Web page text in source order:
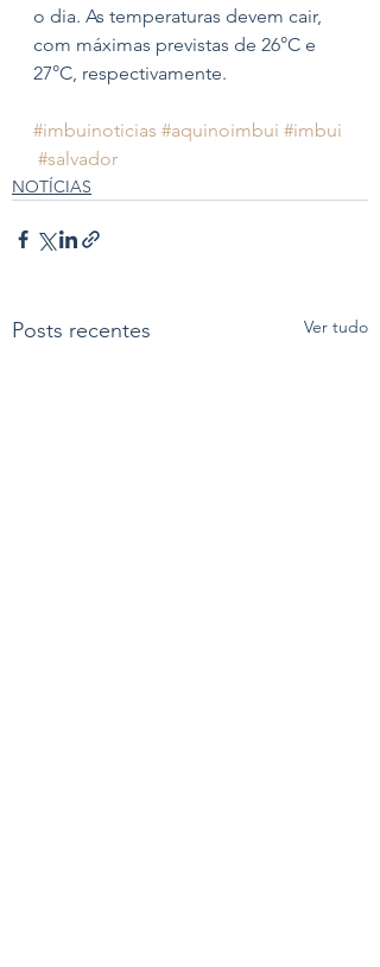
o dia. As temperaturas devem cair,
com máximas previstas de 26°C e
27°C, respectivamente.
#imbuinoticias #aquinoimbui #imbui
#salvador
NOTÍCIAS
Posts recentes Ver tudo